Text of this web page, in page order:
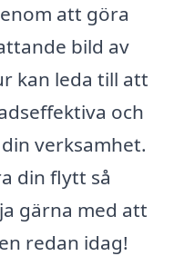
att göra
bild av
kan leda till att
och
verksamhet.
din flytt så
gärna med att
redan idag!